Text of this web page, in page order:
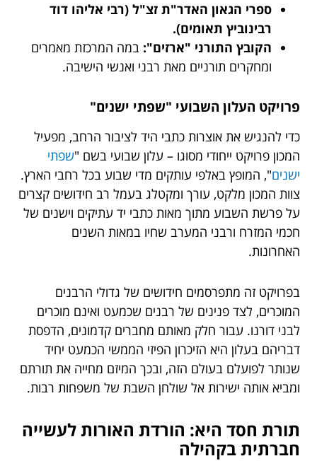
ספרי הגאון האדר"ת זצ"ל (רבי אליהו דוד
רבינוביץ תאומים).
הקובץ התורני "ארזים": במה המרכזת מאמרים
ומחקרים תורניים מאת רבני ואנשי הישיבה.
פרויקט העלון השבועי "שפתי ישנים"
כדי להנגיש את אוצרות כתבי היד לציבור הרחב, מפעיל
המכון פרויקט ייחודי מסוגו – עלון שבועי בשם "שפתי
ישנים", המופץ באלפי עותקים מדי שבוע בכל רחבי הארץ.
צוות המכון מלקט, עורך ומקטלג בעמל רב חידושים קצרים
על פרשת השבוע מתוך מאות כתבי יד עתיקים וישנים של
חכמי המזרח ורבני המערב שחיו במאות השנים
האחרונות.
בפרויקט זה מתפרסמים חידושים של גדולי הרבנים
המוכרים, לצד פנינים של רבנים שכמעט ואינם מוכרים
לבני דורנו. עבור חלק מאותם מחברים קדמונים, הדפסת
דבריהם בעלון היא הזיכרון הפיזי הממשי הכמעט יחיד
שנותר לפועלם בעולם הזה, ובכך המיזם מחייה את תורתם
ומביא אותה ישירות אל שולחן השבת של משפחות רבות.
תורת חסד היא: הורדת האורות לעשייה
חברתית בקהילה